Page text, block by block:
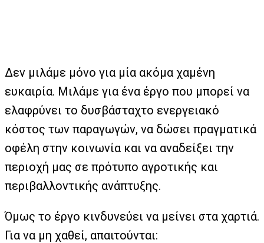
Δεν μιλάμε μόνο για μία ακόμα χαμένη
ευκαιρία. Μιλάμε για ένα έργο που μπορεί να
ελαφρύνει το δυσβάσταχτο ενεργειακό
κόστος των παραγωγών, να δώσει πραγματικά
οφέλη στην κοινωνία και να αναδείξει την
περιοχή μας σε πρότυπο αγροτικής και
περιβαλλοντικής ανάπτυξης.
Όμως το έργο κινδυνεύει να μείνει στα χαρτιά.
Για να μη χαθεί, απαιτούνται: